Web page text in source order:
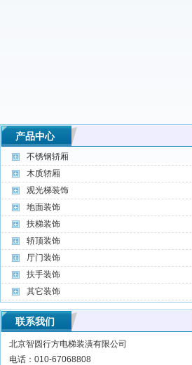
产品中心
不锈钢轿厢
木质轿厢
观光梯装饰
地面装饰
扶梯装饰
轿顶装饰
厅门装饰
扶手装饰
其它装饰
联系我们
北京智圆行方电梯装潢有限公司
电话：010-67068808